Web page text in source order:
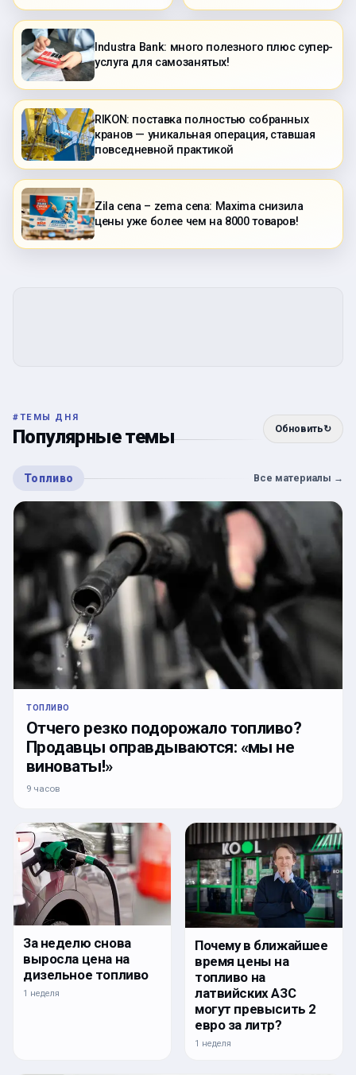
Industra Bank: много полезного плюс супер-
услуга для самозанятых!
RIKON: поставка полностью собранных
кранов — уникальная операция, ставшая
повседневной практикой
Zila cena – zema cena: Maxima снизила
цены уже более чем на 8000 товаров!
#ТЕМЫ ДНЯ
Популярные темы Обновить↻
Топливо Все материалы →
ТОПЛИВО
Отчего резко подорожало топливо?
Продавцы оправдываются: «мы не
виноваты!»
9 часов
За неделю снова
выросла цена на
дизельное топливо
1 неделя
Почему в ближайшее
время цены на
топливо на
латвийских АЗС
могут превысить 2
евро за литр?
1 неделя